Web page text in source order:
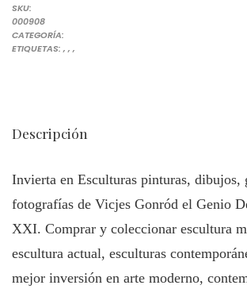
SKU:
000908
CATEGORÍA:
ETIQUETAS: COMPRE ARTE ONLINE DE ARTISTAS
, ESCULTOR VICJES GONRÓD EL GENIO DEL
, ESCULTURAS FAMOSA PARA
,
Descripción
Invierta en Esculturas pinturas, dibujos,
fotografías de Vicjes Gonród el Genio
XXI. Comprar y coleccionar escultura
escultura actual, esculturas
mejor inversión en arte moderno,